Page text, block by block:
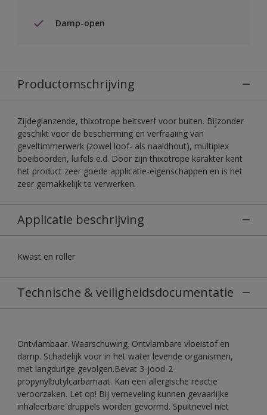
Damp-open
Productomschrijving
Zijdeglanzende, thixotrope beitsverf voor buiten. Bijzonder
geschikt voor de bescherming en verfraaiing van
geveltimmerwerk (zowel loof- als naaldhout), multiplex
boeiboorden, luifels e.d. Door zijn thixotrope karakter kent
het product zeer goede applicatie-eigenschappen en is het
zeer gemakkelijk te verwerken.
Applicatie beschrijving
Kwast en roller
Technische & veiligheidsdocumentatie
Ontvlambaar. Waarschuwing. Ontvlambare vloeistof en
damp. Schadelijk voor in het water levende organismen,
met langdurige gevolgen.Bevat 3-jood-2-
propynylbutylcarbamaat. Kan een allergische reactie
veroorzaken. Let op! Bij verneveling kunnen gevaarlijke
inhaleerbare druppels worden gevormd. Spuitnevel niet